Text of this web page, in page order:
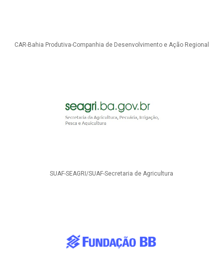
CAR-Bahia Produtiva-Companhia de Desenvolvimento e Ação Regional
SUAF-SEAGRI/SUAF-Secretaria de Agricultura